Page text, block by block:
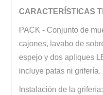
CARACTERÍSTICAS
PACK - Conjunto de
cajones, lavabo de
espejo y dos apliques
incluye patas ni grifería.
Instalación de la